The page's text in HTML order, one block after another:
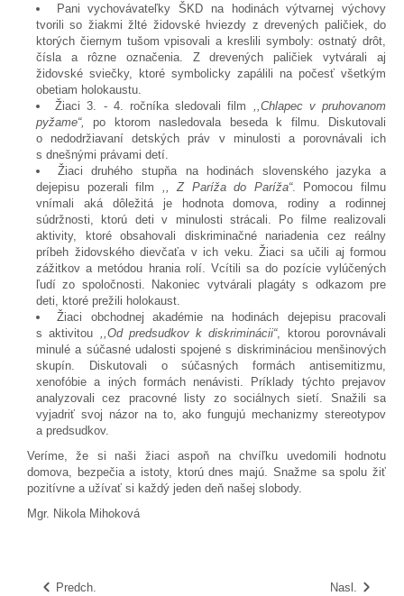
Pani vychovávateľky ŠKD na hodinách výtvarnej výchovy
tvorili so žiakmi žlté židovské hviezdy z drevených paličiek, do
ktorých čiernym tušom vpisovali a kreslili symboly: ostnatý drôt,
čísla a rôzne označenia. Z drevených paličiek vytvárali aj
židovské sviečky, ktoré symbolicky zapálili na počesť všetkým
obetiam holokaustu.
Žiaci 3. - 4. ročníka sledovali film
,,Chlapec v pruhovanom
pyžame“,po ktorom nasledovala beseda k filmu. Diskutovali
o nedodržiavaní detských práv v minulosti a porovnávali ich
s dnešnými právami detí.
Žiaci druhého stupňa na hodinách slovenského jazyka a
dejepisu pozerali film ,, Z Paríža do Paríža“. Pomocou filmu
vnímali aká dôležitá je hodnota domova, rodiny a rodinnej
súdržnosti, ktorú deti v minulosti strácali. Po filme realizovali
aktivity, ktoré obsahovali diskriminačné nariadenia cez reálny
príbeh židovského dievčaťa v ich veku. Žiaci sa učili aj formou
zážitkov a metódou hrania rolí. Vcítili sa do pozície vylúčených
ľudí zo spoločnosti. Nakoniec vytvárali plagáty s odkazom pre
deti, ktoré prežili holokaust.
Žiaci obchodnej akadémie na hodinách dejepisu pracovali
s aktivitou
,,Od predsudkov k diskriminácii“, ktorou porovnávali
minulé a súčasné udalosti spojené s diskrimináciou menšinových
skupín. Diskutovali o súčasných formách antisemitizmu,
xenofóbie a iných formách nenávisti. Príklady týchto prejavov
analyzovali cez pracovné listy zo sociálnych sietí. Snažili sa
vyjadriť svoj názor na to, ako fungujú mechanizmy stereotypov
a predsudkov.
Veríme, že si naši žiaci aspoň na chvíľku uvedomili hodnotu
domova, bezpečia a istoty, ktorú dnes majú. Snažme sa spolu žiť
pozitívne a užívať si každý jeden deň našej slobody.
Mgr. Nikola Mihoková
Predch. Nasl.